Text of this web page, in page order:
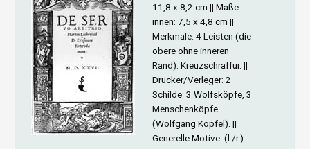
11,8 x 8,2 cm || Maße
innen: 7,5 x 4,8 cm ||
Merkmale: 4 Leisten (die
obere ohne inneren
Rand). Kreuzschraffur. ||
Drucker/Verleger: 2
Schilde: 3 Wolfsköpfe, 3
Menschenköpfe
(Wolfgang Köpfel). ||
Generelle Motive: (l./r.)